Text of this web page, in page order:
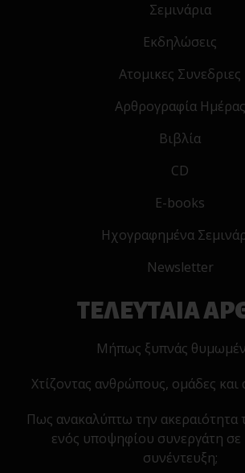
Σεμινάρια
Εκδηλώσεις
Ατομικες Συνεδριες
Αρθρογραφία Ημέρας
Βιβλία
CD
E-books
Ηχογραφημένα
Newsletter
ΤΕΛΕΥΤΑΙΑ
Μήπως ξυπνάς
Χτίζοντας ανθρώπους, ομάδες και
Πως ανακαλύπτω την ακεραιότητα
ενός υποψηφίου συνεργάτη
συνέντευξη;